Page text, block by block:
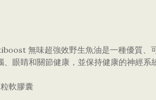
無味超強效野生魚油是一種優質、
、眼睛和關節健康，並保持健康的神經系
軟膠囊